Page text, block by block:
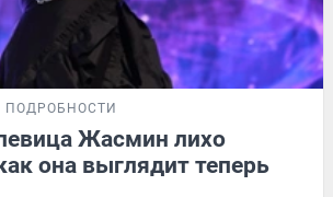
ПОДРОБНОСТИ
Жасмин лихо
она выглядит теперь